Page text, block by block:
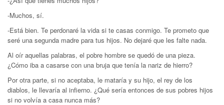
-Muchos, sí.
-Está bien. Te perdonaré la vida si te casas conmigo. Te prometo que
seré una segunda madre para tus hijos. No dejaré que les falte nada.
Al oír aquellas palabras, el pobre hombre se quedó de una pieza.
¿Cómo iba a casarse con una bruja que tenía la nariz de hierro?
Por otra parte, si no aceptaba, le mataría y su hijo, el rey de los
diablos, le llevaría al infierno. ¿Qué sería entonces de sus pobres hijos
si no volvía a casa nunca más?